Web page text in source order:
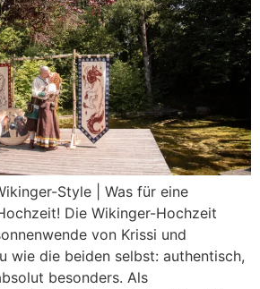
Style | Was für eine
Die Wikinger-Hochzeit
von Krissi und
wie die beiden selbst: authentisch,
besonders. Als